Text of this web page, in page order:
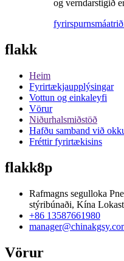
og verndarstigið
fyrirspurn
flakk
Heim
Fyrirtækjaupplýsingar
Vottun og einkaleyfi
Vörur
Niðurhalsmiðstöð
Hafðu samband við
Fréttir fyrirtækisins
flakk8p
Rafmagns segulloka
stýribúnaði, Kína
+86 13587661980
Vörur